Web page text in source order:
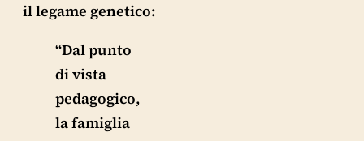
il legame genetico:
“Dal punto
di vista
pedagogico,
la famiglia